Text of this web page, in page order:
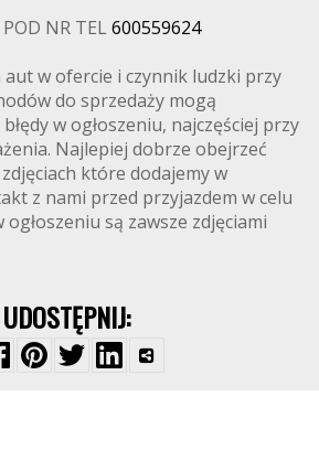
NR TEL 600559624
aut w ofercie i czynnik ludzki przy
do sprzedaży mogą
w ogłoszeniu, najczęściej przy
Najlepiej dobrze obejrzeć
które dodajemy w
z nami przed przyjazdem w celu
są zawsze zdjęciami
UDOSTĘPNIJ: